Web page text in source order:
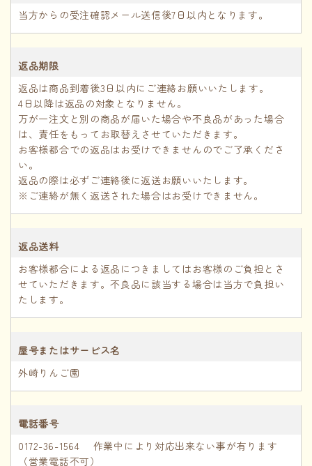
当方からの受注確認メール送信後7日以内となります。
返品期限
返品は商品到着後3日以内にご連絡お願いいたします。
4日以降は返品の対象となりません。
万が一注文と別の商品が届いた場合や不良品があった場合
は、責任をもってお取替えさせていただきます。
お客様都合での返品はお受けできませんのでご了承くださ
い。
返品の際は必ずご連絡後に返送お願いいたします。
※ご連絡が無く返送された場合はお受けできません。
返品送料
お客様都合による返品につきましてはお客様のご負担とさ
せていただきます。不良品に該当する場合は当方で負担い
たします。
屋号またはサービス名
外崎りんご園
電話番号
0172-36-1564 作業中により対応出来ない事が有ります
（営業電話不可）